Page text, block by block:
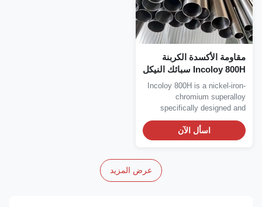
الأكسدة الكربنة
Incoloy 800H سبائك النيكل
والكروم
Incoloy 800H is a nickel-
chromium
specifically designed
optimized
اسأل الآن
عرض المزيد